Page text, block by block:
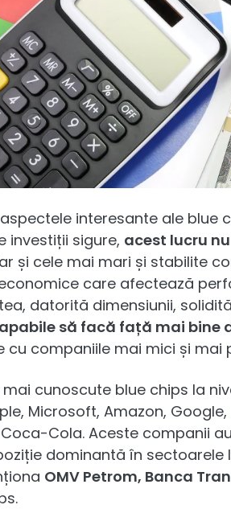
interesante ale blue
investiții sigure, acest lucru
și cele mai mari și stabilite
care afectează
datorită dimensiunii,
să facă față mai bine
cu companiile mai mici și mai
mai cunoscute blue chips la
Microsoft, Amazon,
Cola. Aceste companii
dominantă în sectoarele
OMV Petrom, Banca